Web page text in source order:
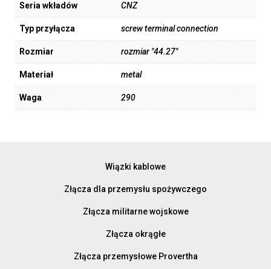
Seria wkładów CNZ
Typ przyłącza screw terminal connection
Rozmiar rozmiar "44.27"
Materiał metal
Waga 290
Wiązki kablowe
Złącza dla przemysłu spożywczego
Złącza militarne wojskowe
Złącza okrągłe
Złącza przemysłowe Provertha